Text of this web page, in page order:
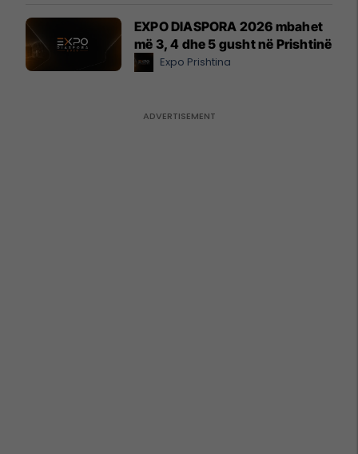
EXPO DIASPORA 2026 mbahet
më 3, 4 dhe 5 gusht në Prishtinë
Expo Prishtina